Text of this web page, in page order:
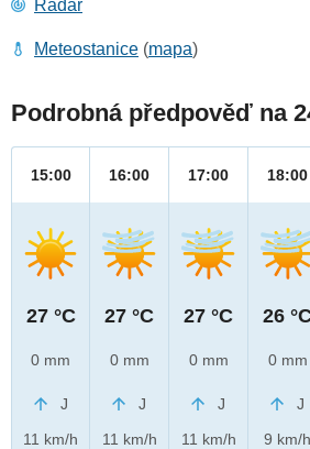
Radar
Meteostanice (mapa)
Podrobná předpověď na
15:00
27 °C
0 mm
J
11 km/h
16:00
27 °C
0 mm
J
11 km/h
17:00
27 °C
0 mm
J
11 km/h
18:00
26
0 mm
J
9 km/h